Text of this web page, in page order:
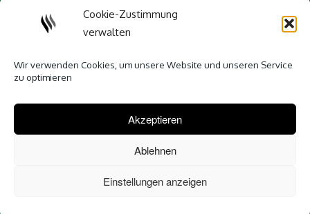
Cookie-Zustimmung
verwalten
Wir verwenden Cookies, um unsere Website und unseren Service
zu optimieren
Akzeptieren
Ablehnen
Einstellungen anzeigen
Social Media